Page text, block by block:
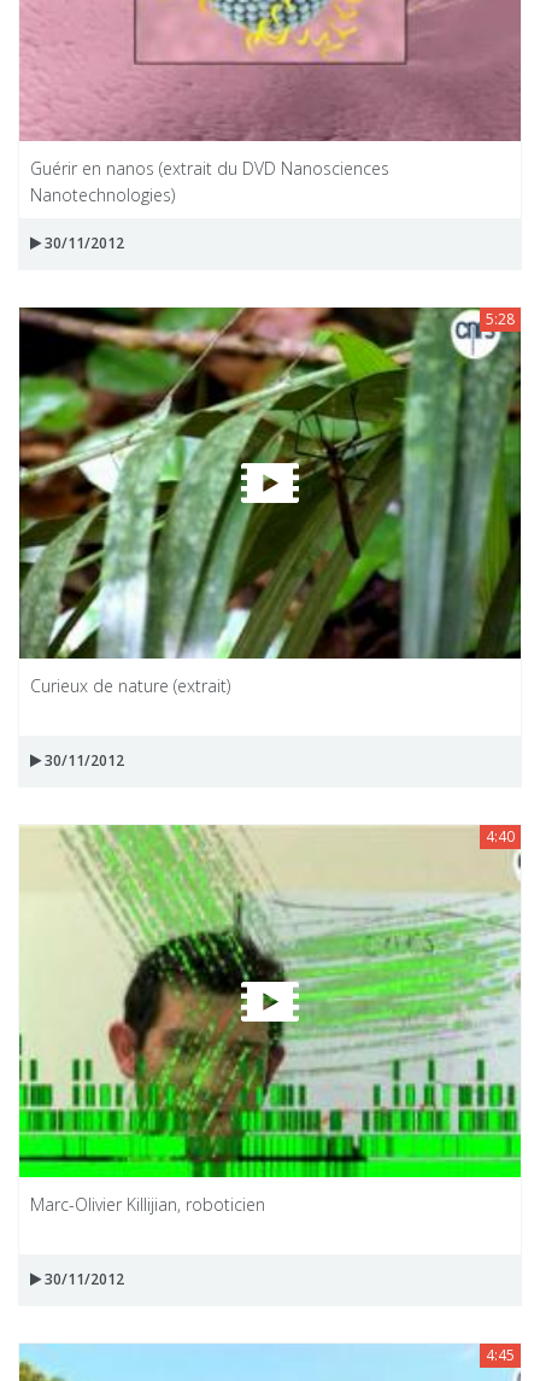
Guérir en nanos (extrait du DVD Nanosciences
Nanotechnologies)
30/11/2012
5:28
Curieux de nature (extrait)
30/11/2012
4:40
Marc-Olivier Killijian, roboticien
30/11/2012
4:45